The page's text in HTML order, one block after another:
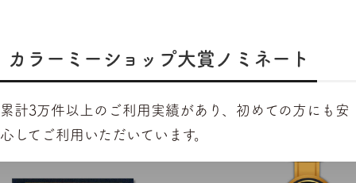
カラーミーショップ大賞ノミネート
累計3万件以上のご利用実績があり、初めての方にも安
心してご利用いただいています。